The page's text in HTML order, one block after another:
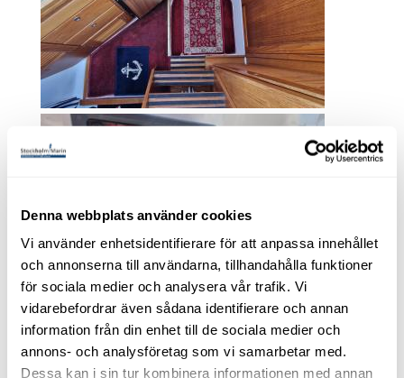
Denna webbplats använder cookies
Vi använder enhetsidentifierare för att anpassa innehållet
och annonserna till användarna, tillhandahålla funktioner
för sociala medier och analysera vår trafik. Vi
vidarebefordrar även sådana identifierare och annan
information från din enhet till de sociala medier och
annons- och analysföretag som vi samarbetar med.
Dessa kan i sin tur kombinera informationen med annan
Biam 900 -1993. Volvo
Penta KAD 42. Godkänd
bottenfärg